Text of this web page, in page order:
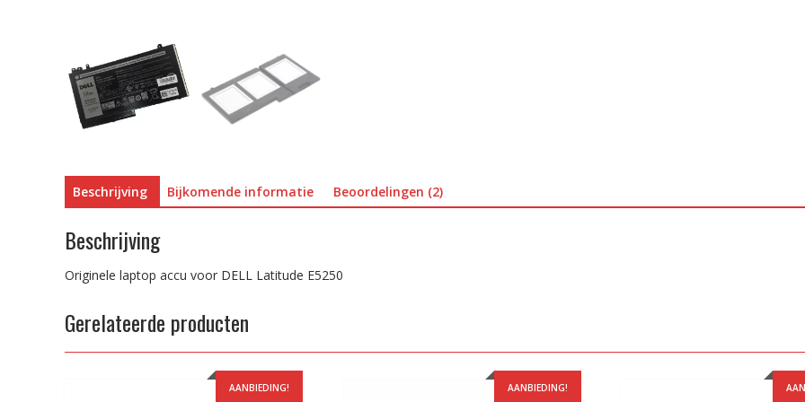
Beschrijving Bijkomende informatie Beoordelingen (2)
Beschrijving
Originele laptop accu voor DELL Latitude E5250
Gerelateerde producten
AANBIEDING! AANBIEDING!